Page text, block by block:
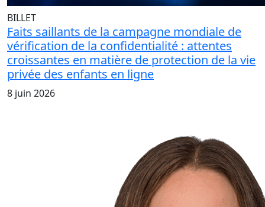
BILLET
Faits saillants de la campagne mondiale de
vérification de la confidentialité : attentes
croissantes en matière de protection de la vie
privée des enfants en ligne
8 juin 2026